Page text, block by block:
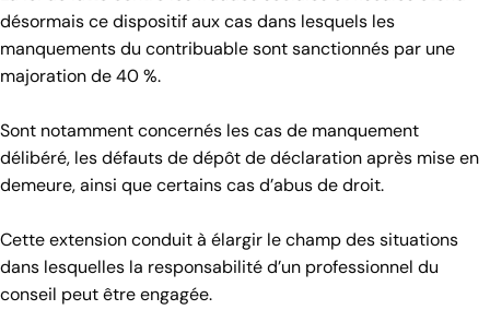
désormais ce dispositif aux cas dans lesquels les
manquements du contribuable sont sanctionnés par une
majoration de 40 %.
Sont notamment concernés les cas de manquement
délibéré, les défauts de dépôt de déclaration après mise en
demeure, ainsi que certains cas d’abus de droit.
Cette extension conduit à élargir le champ des situations
dans lesquelles la responsabilité d’un professionnel du
conseil peut être engagée.